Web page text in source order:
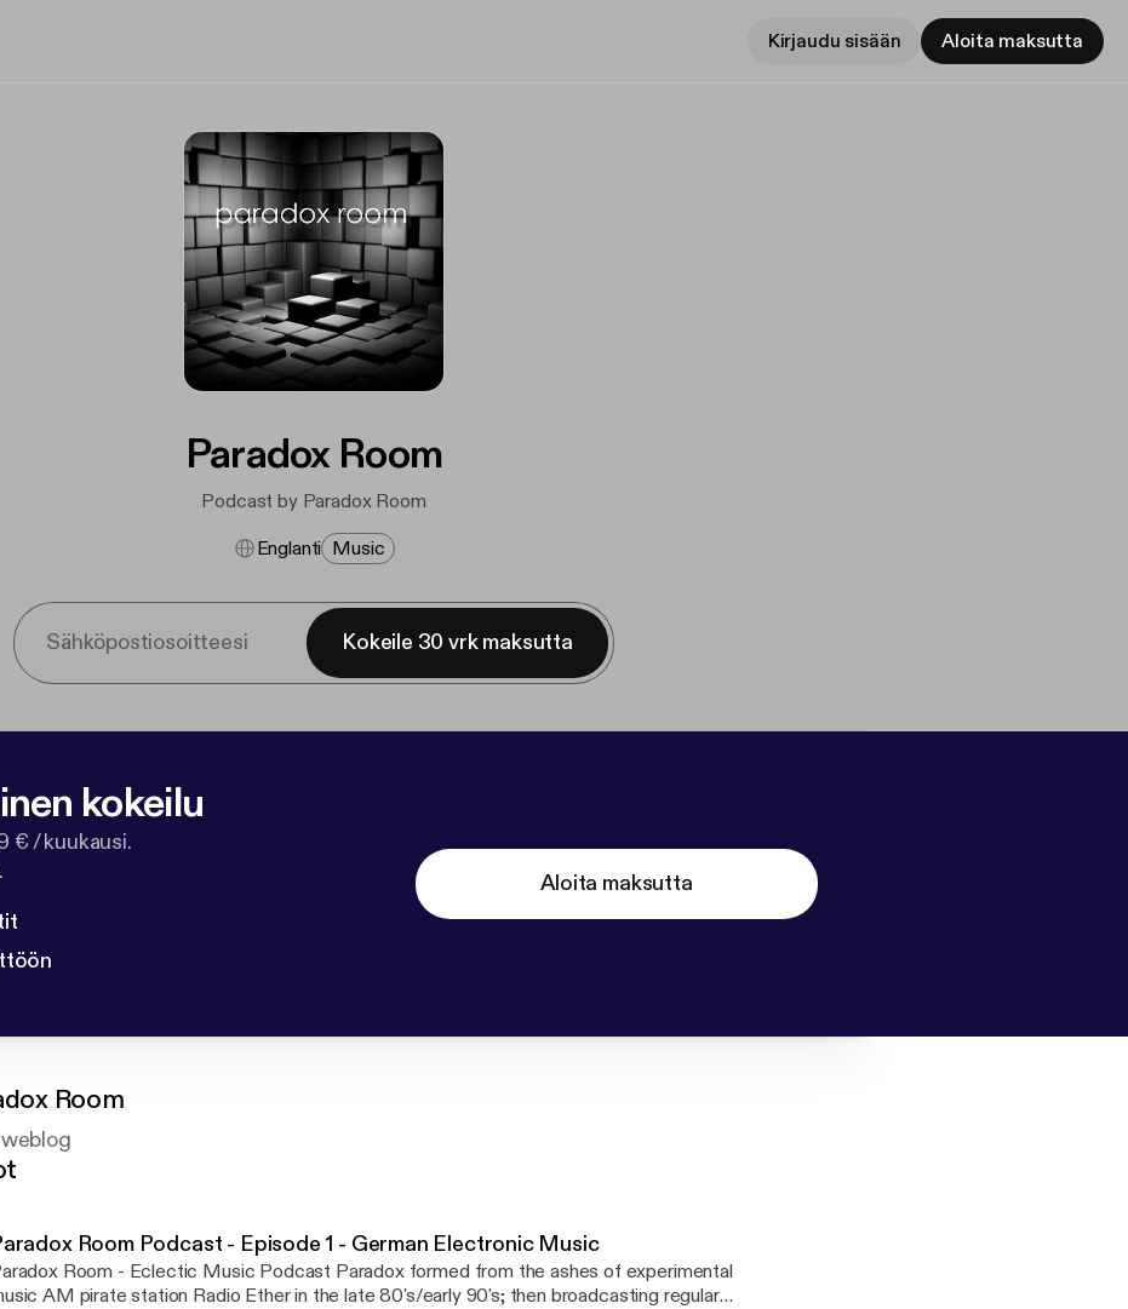
Kirjaudu sisään Aloita maksutta
Paradox Room
Podcast by Paradox Room
Englanti Music
Kokeile 30 vrk maksutta
kokeilu
€ / kuukausi.
Aloita maksutta
Room
Room Podcast - Episode 1 - German Electronic Music
Room - Eclectic Music Podcast Paradox formed from the ashes of experimental
AM pirate station Radio Ether in the late 80's/early 90's; then broadcasting regular